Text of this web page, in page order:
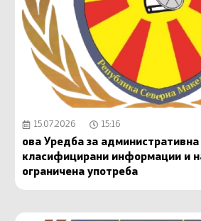
15.07.2026 15:16
ова Уредба за
класифицирани информации и
ограничена употреба